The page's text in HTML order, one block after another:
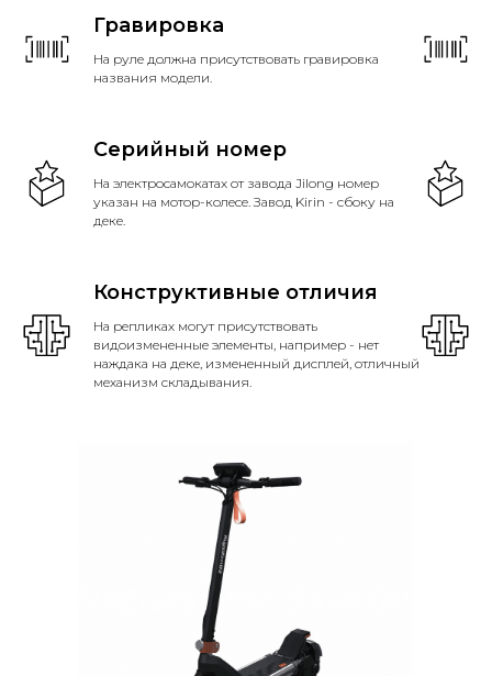
Гравировка
На руле должна присутствовать гравировка
названия модели.
Серийный номер
На электросамокатах от завода Jilong номер
указан на мотор-колесе. Завод Kirin - сбоку на
деке.
Конструктивные отличия
На репликах могут присутствовать
видоизмененные элементы, например - нет
наждака на деке, измененный дисплей, отличный
механизм складывания.